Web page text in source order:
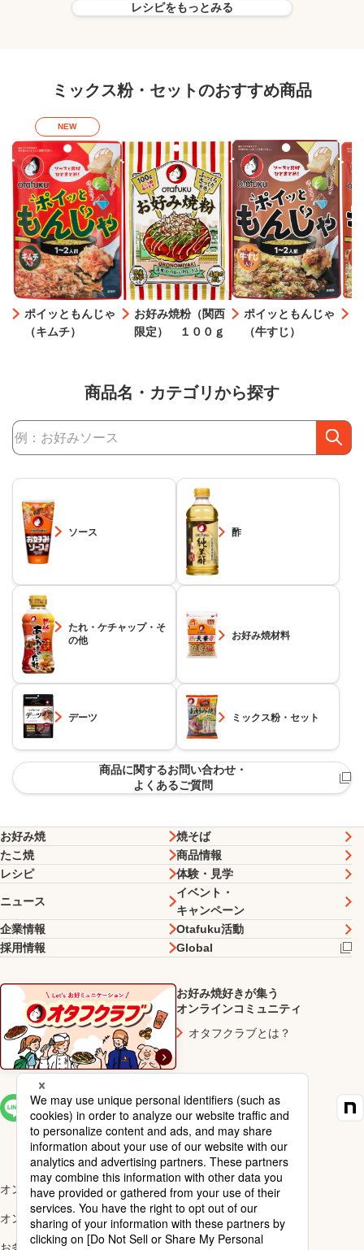
レシピをもっとみる
ミックス粉・セットのおすすめ商品
NEW
ポイッともんじゃ
（キムチ）
お好み焼粉（関西
限定） １００ｇ
ポイッともんじゃ
（牛すじ）
商品名・カテゴリから探す
ソース 酢
たれ・ケチャップ・そ
の他
お好み焼材料
デーツ ミックス粉・セット
商品に関するお問い合わせ・
よくあるご質問
お好み焼
焼そば
たこ焼
商品情報
レシピ
体験・見学
ニュース
イベント・
キャンペーン
企業情報
Otafuku活動
採用情報
Global
お好み焼好きが集う
オンラインコミュニティ
オタフクラブとは？
SNS一覧
オンラインショップ楽天市場店
オンラインショップYahoo!店